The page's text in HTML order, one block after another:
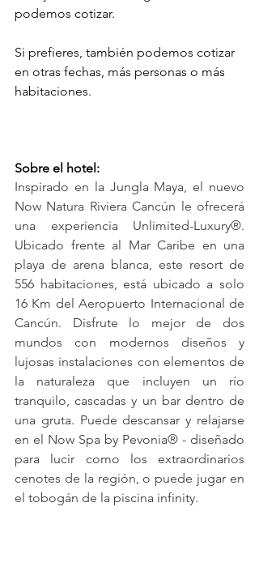
podemos cotizar.
Si prefieres, también podemos cotizar
en otras fechas, más personas o más
habitaciones.
Sobre el hotel:
Inspirado en la Jungla Maya, el nuevo
Now Natura Riviera Cancún le ofrecerá
una experiencia Unlimited-Luxury®.
Ubicado frente al Mar Caribe en una
playa de arena blanca, este resort de
556 habitaciones, está ubicado a solo
16 Km del Aeropuerto Internacional de
Cancún. Disfrute lo mejor de dos
mundos con modernos diseños y
lujosas instalaciones con elementos de
la naturaleza que incluyen un río
tranquilo, cascadas y un bar dentro de
una gruta. Puede descansar y relajarse
en el Now Spa by Pevonia® - diseñado
para lucir como los extraordinarios
cenotes de la región, o puede jugar en
el tobogán de la piscina infinity.